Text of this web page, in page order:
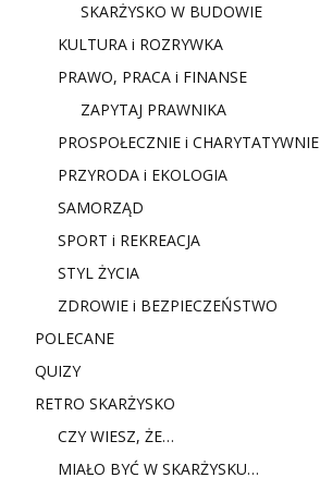
SKARŻYSKO W BUDOWIE
KULTURA i ROZRYWKA
PRAWO, PRACA i FINANSE
ZAPYTAJ PRAWNIKA
PROSPOŁECZNIE i CHARYTATYWNIE
PRZYRODA i EKOLOGIA
SAMORZĄD
SPORT i REKREACJA
STYL ŻYCIA
ZDROWIE i BEZPIECZEŃSTWO
POLECANE
QUIZY
RETRO SKARŻYSKO
CZY WIESZ, ŻE…
MIAŁO BYĆ W SKARŻYSKU…